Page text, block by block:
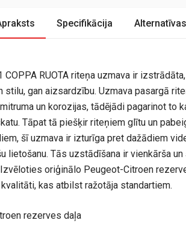
Specifikācija Alternatīvas
RUOTA riteņa uzmava ir
stilu, gan aizsardzību. Uzmava pasargā
un korozijas, tādējādi pagarinot to
Tāpat tā piešķir riteņiem glītu un
šī uzmava ir izturīga pret dažādiem
lietošanu. Tās uzstādīšana ir vienkārša un
oriģinālo Peugeot-Citroen
kas atbilst ražotāja standartiem.
rezerves daļa